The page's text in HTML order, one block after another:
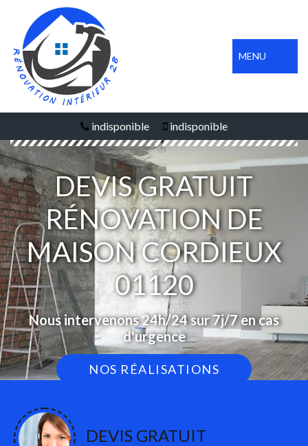
MENU
indisponible indisponible
DEVIS GRATUIT
RÉNOVATION DE
MAISON CORDIEUX
01120
Nous intervenons 24h/24 sur 7j/7 en cas
d'urgence
NOS RÉALISATIONS
DEVIS GRATUIT